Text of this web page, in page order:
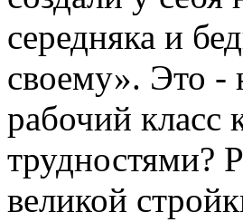
середняка и
своему». Это -
рабочий класс
трудностями?
великой